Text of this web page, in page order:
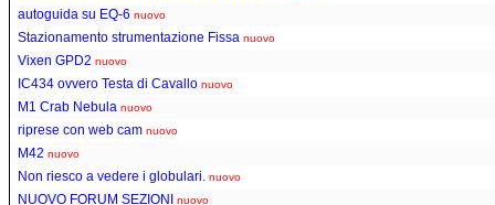
autoguida su EQ-6 nuovo
Stazionamento strumentazione Fissa nuovo
Vixen GPD2 nuovo
IC434 ovvero Testa di Cavallo nuovo
M1 Crab Nebula nuovo
riprese con web cam nuovo
M42 nuovo
Non riesco a vedere i globulari. nuovo
NUOVO FORUM SEZIONI nuovo